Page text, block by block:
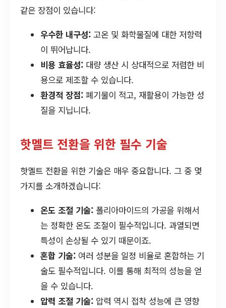
같은 장점이 있습니다:
우수한 내구성: 고온 및 화학물질에 대한 저항력
이 뛰어납니다.
비용 효율성: 대량 생산 시 상대적으로 저렴한 비
용으로 제조할 수 있습니다.
환경적 장점: 폐기물이 적고, 재활용이 가능한 성
질을 지닙니다.
핫멜트 전환을 위한 필수 기술
핫멜트 전환을 위한 기술은 매우 중요합니다. 그 중 몇
가지를 소개하겠습니다:
온도 조절 기술: 폴리아마이드의 가공을 위해서
는 정확한 온도 조절이 필수적입니다. 과열되면
특성이 손상될 수 있기 때문이죠.
혼합 기술: 여러 성분을 일정 비율로 혼합하는 기
술도 필수적입니다. 이를 통해 최적의 성능을 얻
을 수 있습니다.
압력 조절 기술: 압력 역시 접착 성능에 큰 영향